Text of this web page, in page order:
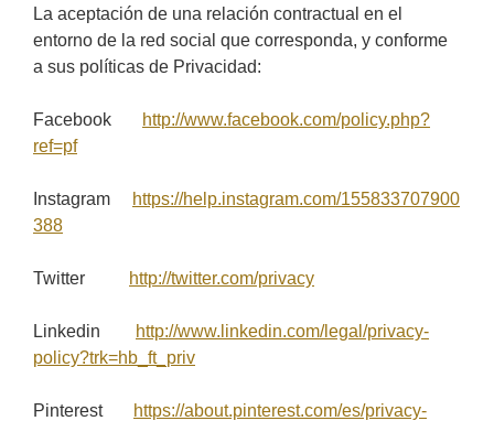
La aceptación de una relación contractual en el
entorno de la red social que corresponda, y conforme
a sus políticas de Privacidad:
Facebook
http://www.facebook.com/policy.php?
ref=pf
Instagram
https://help.instagram.com/155833707900
388
Twitter http://twitter.com/privacy
Linkedin
http://www.linkedin.com/legal/privacy-
policy?trk=hb_ft_priv
Pinterest https://about.pinterest.com/es/privacy-